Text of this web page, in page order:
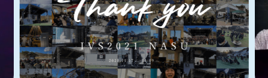
しか味わえないコンテンツを用意しておりま
す｡